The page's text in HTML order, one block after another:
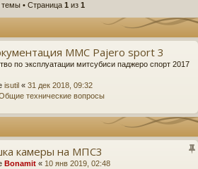
темы • Страница 1 из 1
MMC Pajero sport 3
по эксплуатации митсубиси паджеро спорт 2017
isutil « 31 дек 2018, 09:32
технические вопросы
камеры на МПС3
Bonamit « 10 янв 2019, 02:48